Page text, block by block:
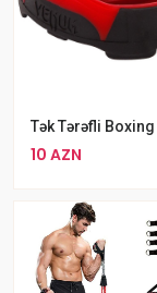
10 AZN